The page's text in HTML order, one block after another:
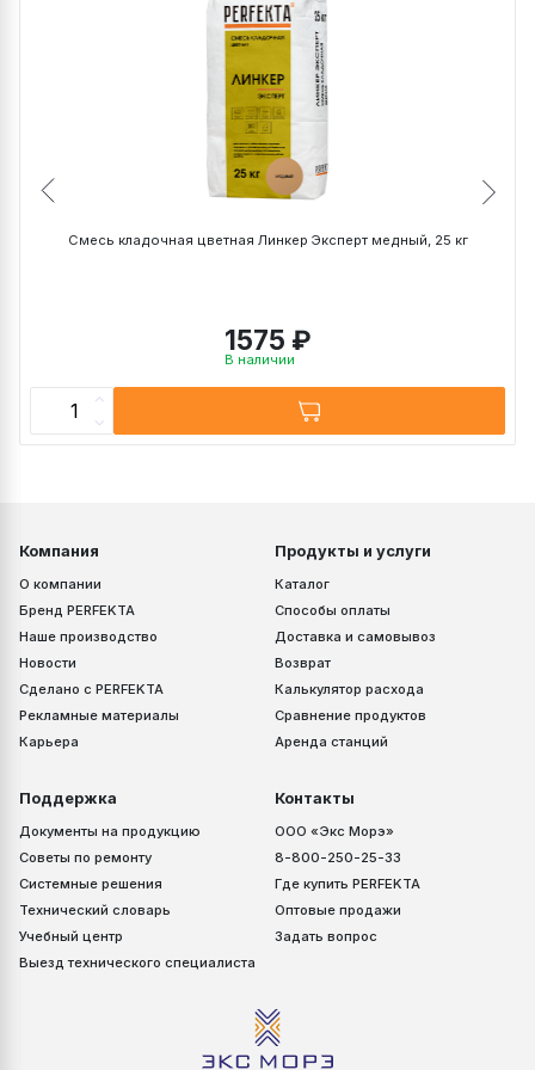
PERFEKTA Антивысол
Смесь кладочная цветная Линкер Эксперт медный, 25 кг
1575 ₽
В наличии
Компания
О компании
Бренд PERFEKTA
Наше производство
Новости
Сделано с PERFEKTA
Рекламные материалы
Карьера
Продукты и услуги
Каталог
Способы оплаты
Доставка и самовывоз
Возврат
Калькулятор расхода
Сравнение продуктов
Аренда станций
Поддержка
Документы на продукцию
Советы по ремонту
Системные решения
Технический словарь
Учебный центр
Выезд технического специалиста
Контакты
ООО «Экс Морэ»
8-800-250-25-33
Где купить PERFEKTA
Оптовые продажи
Задать вопрос